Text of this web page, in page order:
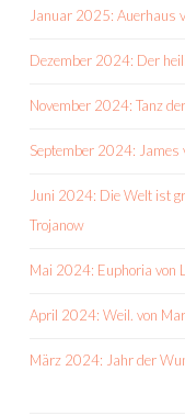
Januar 2025: Auerhaus
Dezember 2024: Der
November 2024: Tanz
September 2024: James
Juni 2024: Die Welt ist
Trojanow
Mai 2024: Euphoria von
April 2024: Weil. von
März 2024: Jahr der